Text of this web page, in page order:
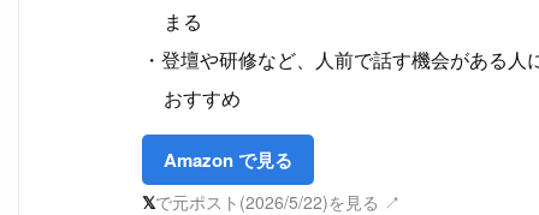
まる
登壇や研修など、人前で話す機会がある人
おすすめ
Amazon で見る
𝕏で元ポスト(2026/5/22)を見る ↗